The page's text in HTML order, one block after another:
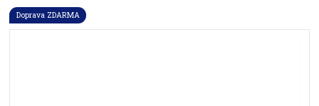
Doprava ZDARMA